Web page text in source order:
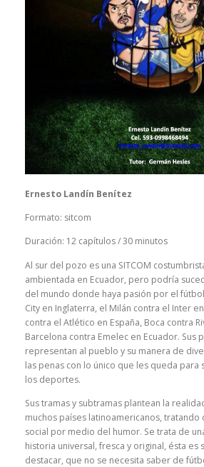
Ernesto Landín Benítez
Formato: sitcom
Duración: 12 capítulos / 30 minutos
Al sur del pozo es una SITCOM
ambientada en Ecuador, pero podría
del mundo donde haya pasión por el
City en Inglaterra, el Milán contra el Inter
contra el Atlético en España, Boca contra
Barcelona contra Emelec en Ecuador. Sus
representan al pueblo y su manera de
las penas con lo único que les queda para
los deportes.
Sus tramas y subtramas plantean la
muchos países latinoamericanos, tratando
social por medio del humor. Se trata de
historia universal, fresca y original, ésta es
destacar, que no se necesita saber de